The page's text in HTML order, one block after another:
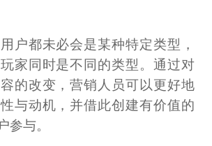
户都未必会是某种特定类型，
家同时是不同的类型。通过对
的改变，营销人员可以更好地
与动机，并借此创建有价值的
参与。